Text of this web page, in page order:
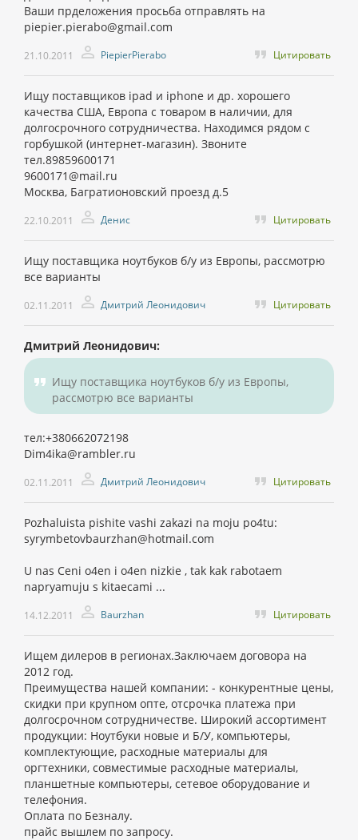
Ваши прделожения просьба отправлять на
piepier.pierabo@gmail.com
21.10.2011 PiepierPierabo Цитировать
Ищу поставщиков ipad и iphone и др. хорошего
качества США, Европа с товаром в наличии, для
долгосрочного сотрудничества. Находимся рядом с
горбушкой (интернет-магазин). Звоните
тел.89859600171
9600171@mail.ru
Москва, Багратионовский проезд д.5
22.10.2011 Денис Цитировать
Ищу поставщика ноутбуков б/у из Европы, рассмотрю
все варианты
02.11.2011 Дмитрий Леонидович Цитировать
Дмитрий Леонидович:
Ищу поставщика ноутбуков б/у из Европы,
рассмотрю все варианты
тел:+380662072198
Dim4ika@rambler.ru
02.11.2011 Дмитрий Леонидович Цитировать
Pozhaluista pishite vashi zakazi na moju po4tu:
syrymbetovbaurzhan@hotmail.com
U nas Ceni o4en i o4en nizkie , tak kak rabotaem
napryamuju s kitaecami ...
14.12.2011 Baurzhan Цитировать
Ищем дилеров в регионах.Заключаем договора на
2012 год.
Преимущества нашей компании: - конкурентные цены,
скидки при крупном опте, отсрочка платежа при
долгосрочном сотрудничестве. Широкий ассортимент
продукции: Ноутбуки новые и Б/У, компьютеры,
комплектующие, расходные материалы для
оргтехники, совместимые расходные материалы,
планшетные компьютеры, сетевое оборудование и
телефония.
Оплата по Безналу.
прайс вышлем по запросу.